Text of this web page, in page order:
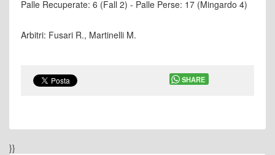
}}
Palle Recuperate: 6 (Fall 2) - Palle Perse: 17 (Mingardo 4)
Arbitri: Fusari R., Martinelli M.
SHARE